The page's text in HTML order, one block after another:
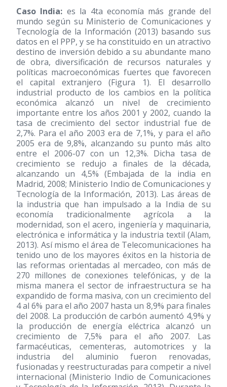
Caso India: es la 4ta economía más grande del
mundo según su Ministerio de Comunicaciones y
Tecnología de la Información (2013) basando sus
datos en el PPP, y se ha constituido en un atractivo
destino de inversión debido a su abundante mano
de obra, diversificación de recursos naturales y
políticas macroeconómicas fuertes que favorecen
el capital extranjero (Figura 1). El desarrollo
industrial producto de los cambios en la política
económica alcanzó un nivel de crecimiento
importante entre los años 2001 y 2002, cuando la
tasa de crecimiento del sector industrial fue de
2,7%. Para el año 2003 era de 7,1%, y para el año
2005 era de 9,8%, alcanzando su punto más alto
entre el 2006-07 con un 12,3%. Dicha tasa de
crecimiento se redujo a finales de la década,
alcanzando un 4,5% (Embajada de la india en
Madrid, 2008; Ministerio Indio de Comunicaciones y
Tecnología de la Información, 2013). Las áreas de
la industria que han impulsado a la India de su
economía tradicionalmente agrícola a la
modernidad, son el acero, ingeniería y maquinaria,
electrónica e informática y la industria textil (Alam,
2013). Así mismo el área de Telecomunicaciones ha
tenido uno de los mayores éxitos en la historia de
las reformas orientadas al mercadeo, con más de
270 millones de conexiones telefónicas, y de la
misma manera el sector de infraestructura se ha
expandido de forma masiva, con un crecimiento del
4 al 6% para el año 2007 hasta un 8,9% para finales
del 2008. La producción de carbón aumentó 4,9% y
la producción de energía eléctrica alcanzó un
crecimiento de 7,5% para el año 2007. Las
farmacéuticas, cementeras, automotrices y la
industria del aluminio fueron renovadas,
fusionadas y reestructuradas para competir a nivel
internacional (Ministerio Indio de Comunicaciones